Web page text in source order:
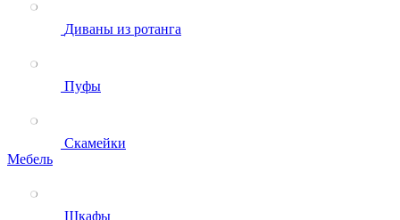
Диваны из ротанга
Пуфы
Скамейки
Мебель
Шкафы